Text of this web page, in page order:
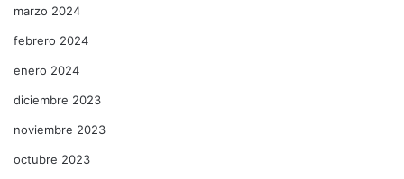
marzo 2024
febrero 2024
enero 2024
diciembre 2023
noviembre 2023
octubre 2023